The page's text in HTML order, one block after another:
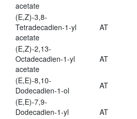
acetate
(E,Z)-3,8-
Tetradecadien-1-yl
acetate
AT
(E,Z)-2,13-
Octadecadien-1-yl
acetate
AT
(E,E)-8,10-
Dodecadien-1-ol
AT
(E,E)-7,9-
Dodecadien-1-yl
AT